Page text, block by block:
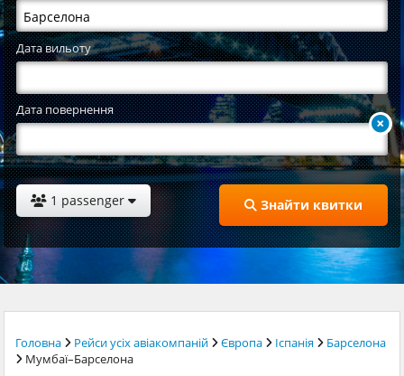
Дата вильоту
Дата повернення
1 passenger Знайти квитки
Головна Рейси усіх авіакомпаній Європа Іспанія
Барселона
Мумбаї–Барселона